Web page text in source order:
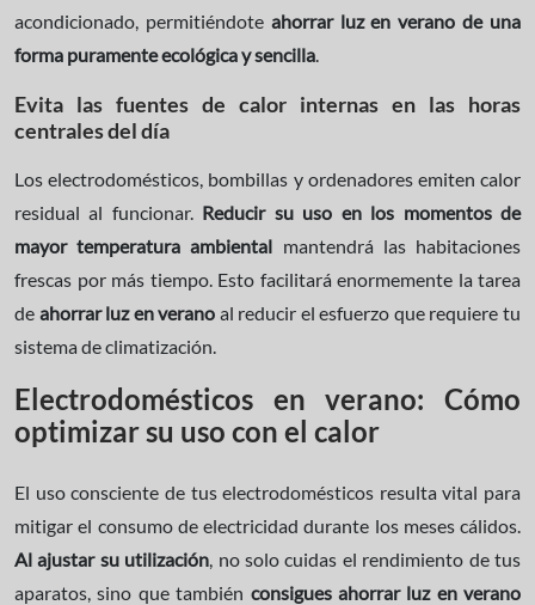
acondicionado, permitiéndote ahorrar luz en verano de una
forma puramente ecológica y sencilla.
Evita las fuentes de calor internas en las horas
centrales del día
Los electrodomésticos, bombillas y ordenadores emiten calor
residual al funcionar. Reducir su uso en los momentos de
mayor temperatura ambiental mantendrá las habitaciones
frescas por más tiempo. Esto facilitará enormemente la tarea
de ahorrar luz en verano al reducir el esfuerzo que requiere tu
sistema de climatización.
Electrodomésticos en verano: Cómo
optimizar su uso con el calor
El uso consciente de tus electrodomésticos resulta vital para
mitigar el consumo de electricidad durante los meses cálidos.
Al ajustar su utilización, no solo cuidas el rendimiento de tus
aparatos, sino que también consigues ahorrar luz en verano